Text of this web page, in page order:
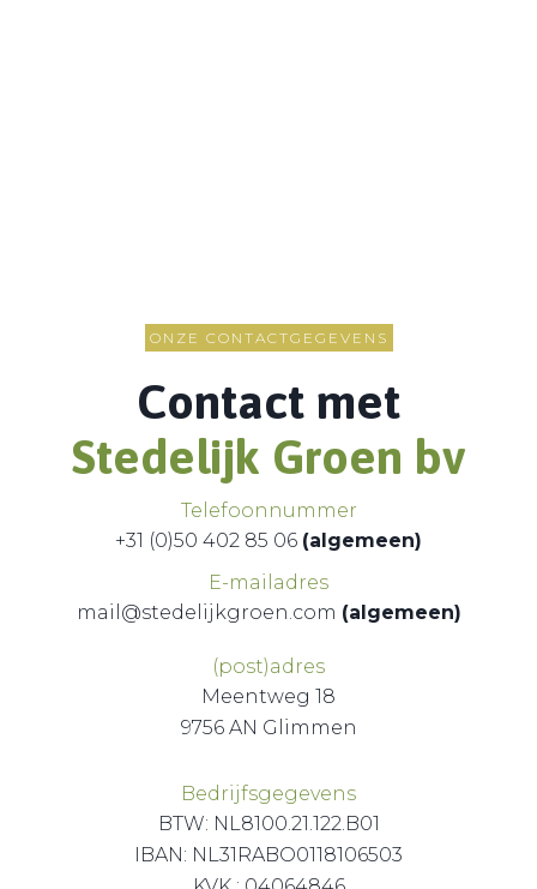
ONZE CONTACTGEGEVENS
Contact met
Stedelijk Groen bv
Telefoonnummer
+31 (0)50 402 85 06 (algemeen)
E-mailadres
mail@stedelijkgroen.com (algemeen)
(post)adres
Meentweg 18
9756 AN Glimmen
Bedrijfsgegevens
BTW: NL8100.21.122.B01
IBAN: NL31RABO0118106503